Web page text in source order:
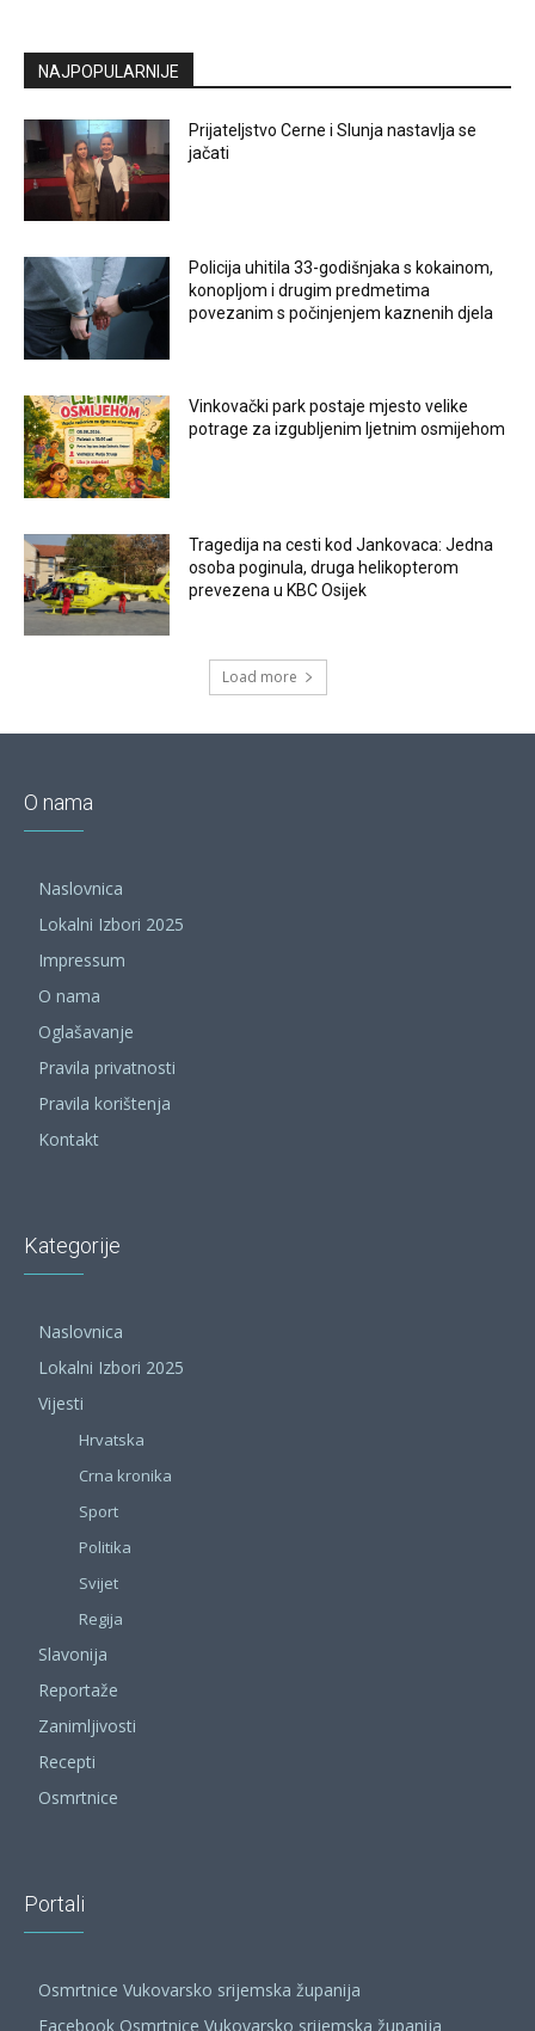
NAJPOPULARNIJE
Prijateljstvo Cerne i Slunja nastavlja se
jačati
Policija uhitila 33-godišnjaka s kokainom,
konopljom i drugim predmetima
povezanim s počinjenjem kaznenih djela
Vinkovački park postaje mjesto velike
potrage za izgubljenim ljetnim osmijehom
Tragedija na cesti kod Jankovaca: Jedna
osoba poginula, druga helikopterom
prevezena u KBC Osijek
Load more
O nama
Naslovnica
Lokalni Izbori 2025
Impressum
O nama
Oglašavanje
Pravila privatnosti
Pravila korištenja
Kontakt
Kategorije
Naslovnica
Lokalni Izbori 2025
Vijesti
Hrvatska
Crna kronika
Sport
Politika
Svijet
Regija
Slavonija
Reportaže
Zanimljivosti
Recepti
Osmrtnice
Portali
Osmrtnice Vukovarsko srijemska županija
Facebook Osmrtnice Vukovarsko srijemska županija